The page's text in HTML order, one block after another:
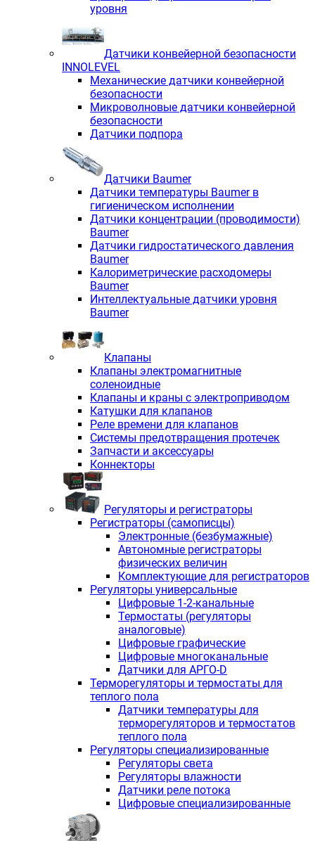
уровня
Датчики конвейерной безопасности
INNOLEVEL
Механические датчики конвейерной
безопасности
Микроволновые датчики конвейерной
безопасности
Датчики подпора
Датчики Baumer
Датчики температуры Baumer в
гигиеническом исполнении
Датчики концентрации (проводимости)
Baumer
Датчики гидростатического давления
Baumer
Калориметрические расходомеры
Baumer
Интеллектуальные датчики уровня
Baumer
Клапаны
Клапаны электромагнитные
соленоидные
Клапаны и краны с электроприводом
Катушки для клапанов
Реле времени для клапанов
Системы предотвращения протечек
Запчасти и аксессуары
Коннекторы
Регуляторы и регистраторы
Регистраторы (самописцы)
Электронные (безбумажные)
Автономные регистраторы
физических величин
Комплектующие для регистраторов
Регуляторы универсальные
Цифровые 1-2-канальные
Термостаты (регуляторы
аналоговые)
Цифровые графические
Цифровые многоканальные
Датчики для АРГО-D
Терморегуляторы и термостаты для
теплого пола
Датчики температуры для
терморегуляторов и термостатов
теплого пола
Регуляторы специализированные
Регуляторы света
Регуляторы влажности
Датчики реле потока
Цифровые специализированные